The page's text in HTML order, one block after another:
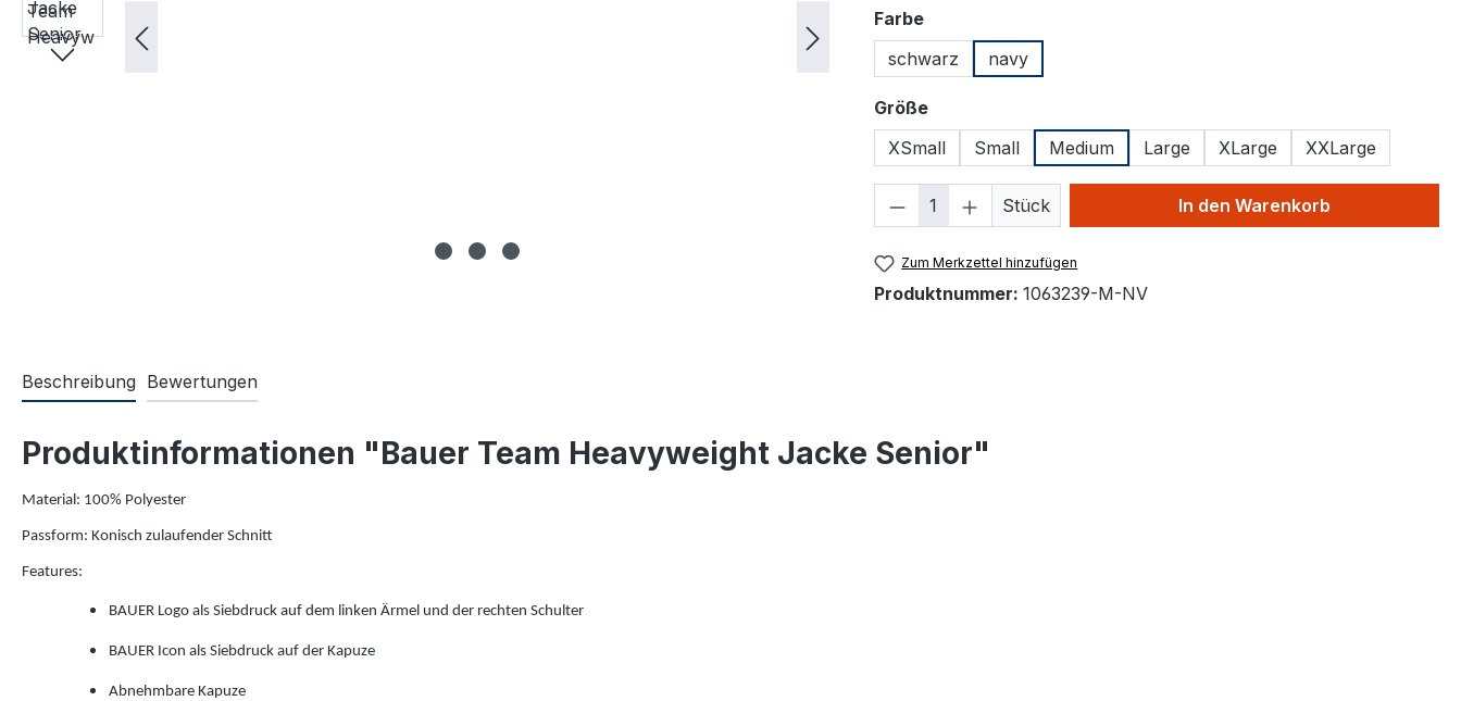
Farbeauswählen
schwarz
navy
Größeauswählen
XSmall
Small Medium Large XLarge XXLarge
Produkt Anzahl: Gib den gewünschten Wert
Stück In den Warenkorb
Zum Merkzettel hinzufügen
Produktnummer: 1063239-M-NV
Beschreibung Bewertungen
Produktinformationen "Bauer Team Heavyweight Jacke Senior"
Material: 100% Polyester
Passform: Konisch zulaufender Schnitt
Features:
BAUER Logo als Siebdruck auf dem linken Ärmel und der rechten Schulter
BAUER Icon als Siebdruck auf der Kapuze
Abnehmbare Kapuze